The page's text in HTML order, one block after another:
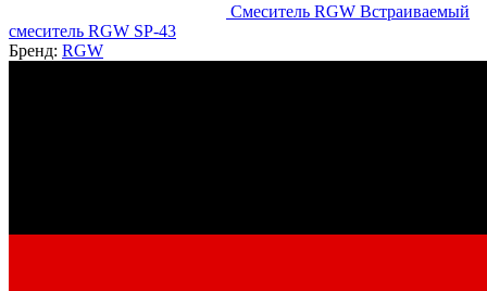
Смеситель RGW Встраиваемый
смеситель RGW SP-43
Бренд: RGW